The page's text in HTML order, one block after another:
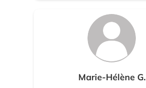
Marie-Hélène G.